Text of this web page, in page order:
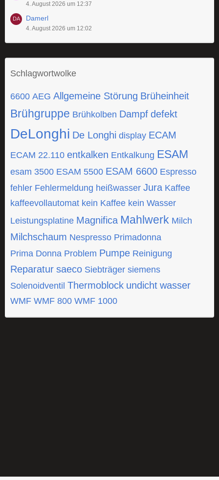
4. August 2026 um 12:37
Damerl
4. August 2026 um 12:02
Schlagwortwolke
6600 AEG Allgemeine Störung Brüheinheit
Brühgruppe Brühkolben Dampf defekt
DeLonghi De Longhi display ECAM
ECAM 22.110 entkalken Entkalkung ESAM
esam 3500 ESAM 5500 ESAM 6600 Espresso
fehler Fehlermeldung heißwasser Jura Kaffee
kaffeevollautomat kein Kaffee kein Wasser
Leistungsplatine Magnifica Mahlwerk Milch
Milchschaum Nespresso Primadonna
Prima Donna Problem Pumpe Reinigung
Reparatur saeco Siebträger siemens
Solenoidventil Thermoblock undicht wasser
WMF WMF 800 WMF 1000